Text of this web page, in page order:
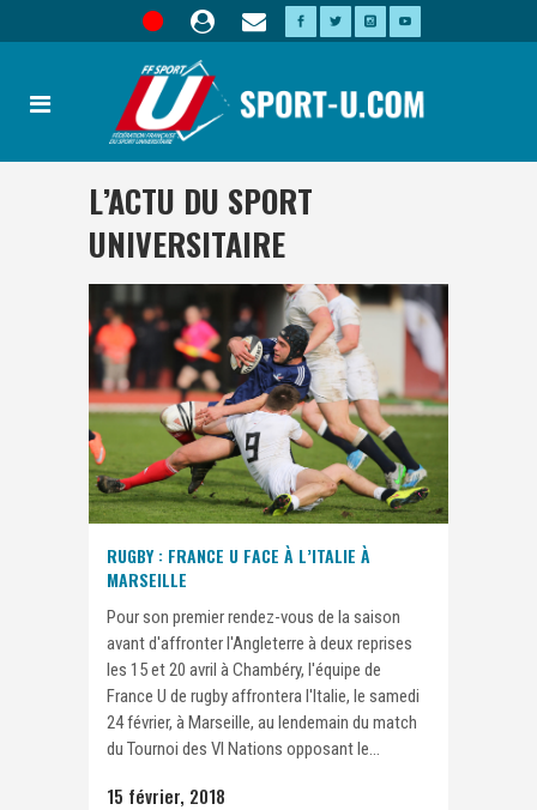
L’ACTU DU SPORT
UNIVERSITAIRE
RUGBY : FRANCE U FACE À L’ITALIE À
MARSEILLE
Pour son premier rendez-vous de la saison
avant d'affronter l'Angleterre à deux reprises
les 15 et 20 avril à Chambéry, l'équipe de
France U de rugby affrontera l'Italie, le samedi
24 février, à Marseille, au lendemain du match
du Tournoi des VI Nations opposant le...
15 février, 2018